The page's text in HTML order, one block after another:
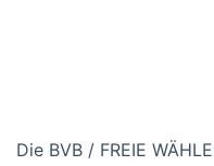
Die BVB / FREIE